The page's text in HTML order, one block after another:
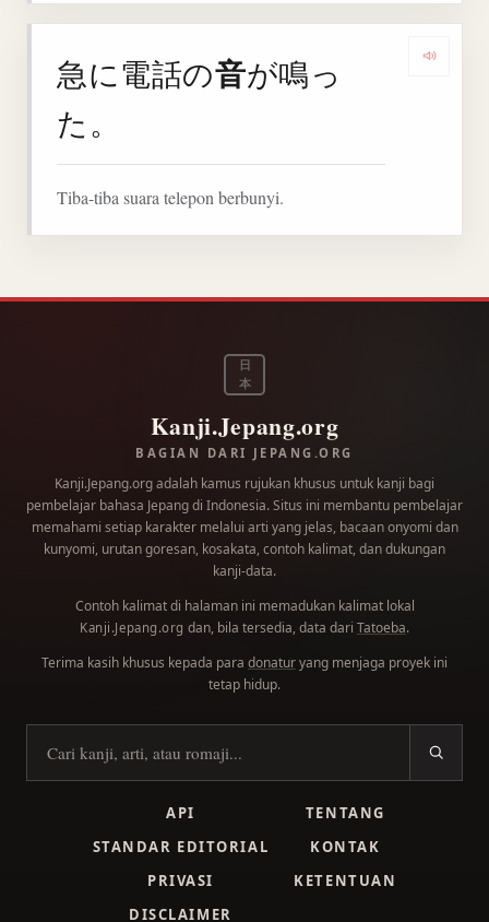
急に電話の音が鳴っ
た。
Tiba-tiba suara telepon berbunyi.
日
本
Kanji.Jepang.org
BAGIAN DARI JEPANG.ORG
Kanji.Jepang.org adalah kamus rujukan khusus untuk kanji bagi
pembelajar bahasa Jepang di Indonesia. Situs ini membantu pembelajar
memahami setiap karakter melalui arti yang jelas, bacaan onyomi dan
kunyomi, urutan goresan, kosakata, contoh kalimat, dan dukungan
kanji-data.
Contoh kalimat di halaman ini memadukan kalimat lokal
Kanji.Jepang.org dan, bila tersedia, data dari Tatoeba.
Terima kasih khusus kepada para donaturyang menjaga proyek ini
tetap hidup.
Cari kanji
API
TENTANG
STANDAR EDITORIAL
KONTAK
PRIVASI
KETENTUAN
DISCLAIMER